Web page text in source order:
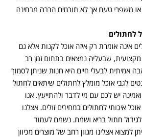
או משפרי טעם אך לא תורמים הרבה מבחינה
לחתולים
אינה אומרת רק איזה אוכל לקנות אלא גם
שבעליה נמצאים בתחום זמן רב
אמיתית לבעלי חיים היא חנות שניתן לסמוך
לגבי אוכל מומלץ לחתולים שיתאים לחתול
יש לכם עם מי לדבר ולהתייעץ. אנו
איכותי לחתולים במחירים זולים. אצלנו
חתול בריא ושמח. נשמח לעמוד
למצוא אצלינו מגוון רחב של מוצרים מכיוון